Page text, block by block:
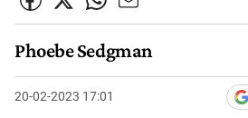
Phoebe Sedgman
20-02-2023 17:01